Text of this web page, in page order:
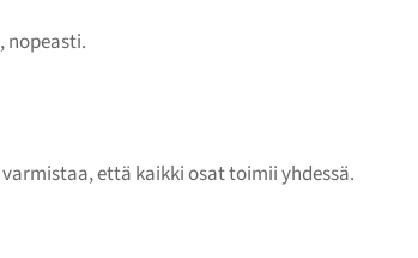
nopeasti.
että kaikki osat toimii yhdessä.